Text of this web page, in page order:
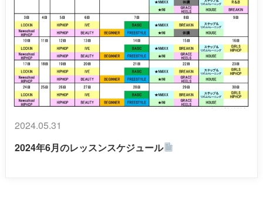
2024.05.31
2024年6月のレッスンスケジュール